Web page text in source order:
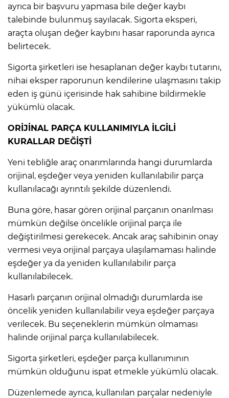
ayrıca bir başvuru yapmasa bile değer kaybı
talebinde bulunmuş sayılacak. Sigorta eksperi,
araçta oluşan değer kaybını hasar raporunda ayrıca
belirtecek.
Sigorta şirketleri ise hesaplanan değer kaybı tutarını,
nihai eksper raporunun kendilerine ulaşmasını takip
eden iş günü içerisinde hak sahibine bildirmekle
yükümlü olacak.
ORİJİNAL PARÇA KULLANIMIYLA İLGİLİ
KURALLAR DEĞİŞTİ
Yeni tebliğle araç onarımlarında hangi durumlarda
orijinal, eşdeğer veya yeniden kullanılabilir parça
kullanılacağı ayrıntılı şekilde düzenlendi.
Buna göre, hasar gören orijinal parçanın onarılması
mümkün değilse öncelikle orijinal parça ile
değiştirilmesi gerekecek. Ancak araç sahibinin onay
vermesi veya orijinal parçaya ulaşılamaması halinde
eşdeğer ya da yeniden kullanılabilir parça
kullanılabilecek.
Hasarlı parçanın orijinal olmadığı durumlarda ise
öncelik yeniden kullanılabilir veya eşdeğer parçaya
verilecek. Bu seçeneklerin mümkün olmaması
halinde orijinal parça kullanılabilecek.
Sigorta şirketleri, eşdeğer parça kullanımının
mümkün olduğunu ispat etmekle yükümlü olacak.
Düzenlemede ayrıca, kullanılan parçalar nedeniyle